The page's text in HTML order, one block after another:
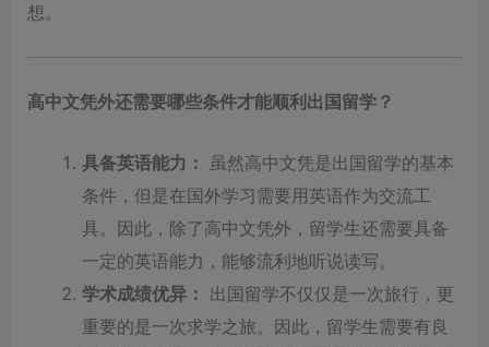
想。
高中文凭外还需要哪些条件才能顺利出国留学？
具备英语能力：
虽然高中文凭是出国留学的基本
条件，但是在国外学习需要用英语作为交流工
具。因此，除了高中文凭外，留学生还需要具备
一定的英语能力，能够流利地听说读写。
学术成绩优异： 出国留学不仅仅是一次旅行，更
重要的是一次求学之旅。因此，留学生需要有良